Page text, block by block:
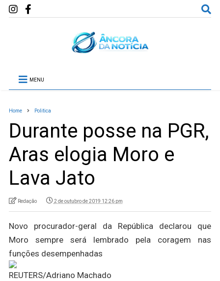
MENU
Home Politica
Durante posse na PGR,
Aras elogia Moro e
Lava Jato
Redação 2 de outubro de 2019 12:26 pm
Novo procurador-geral da República declarou que
Moro sempre será lembrado pela coragem nas
funções desempenhadas
REUTERS/Adriano Machado